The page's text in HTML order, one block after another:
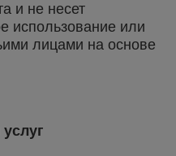
и не несет
использование или
лицами на основе